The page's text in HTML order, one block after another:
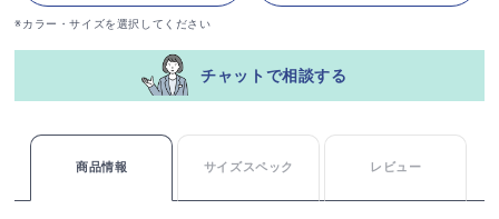
※カラー・サイズを選択してください
チャットで相談する
商品情報 サイズスペック レビュー